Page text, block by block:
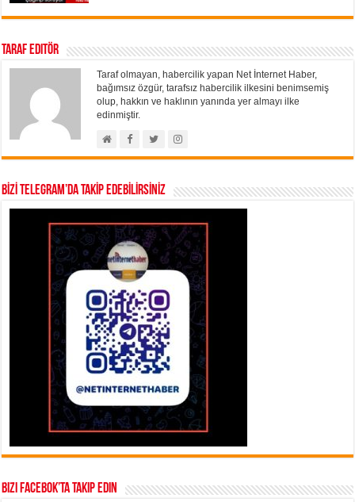
Taraf Editör
Taraf olmayan, habercilik yapan Net İnternet Haber,
bağımsız özgür, tarafsız habercilik ilkesini benimsemiş
olup, hakkın ve haklının yanında yer almayı ilke
edinmiştir.
BİZİ TELEGRAM’DA TAKİP EDEBİLİRSİNİZ
Bizi Facebok’ta takip edin